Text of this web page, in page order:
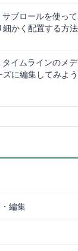
ブロールを使っ
かく配置する方
イムラインのメ
に編集してみよう
編集